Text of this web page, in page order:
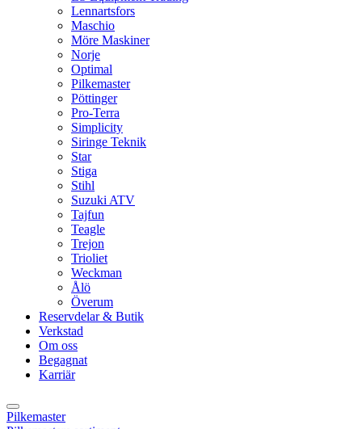
Lennartsfors
Maschio
Möre Maskiner
Norje
Optimal
Pilkemaster
Pöttinger
Pro-Terra
Simplicity
Siringe Teknik
Star
Stiga
Stihl
Suzuki ATV
Tajfun
Teagle
Trejon
Trioliet
Weckman
Ålö
Överum
Reservdelar & Butik
Verkstad
Om oss
Begagnat
Karriär
Pilkemaster